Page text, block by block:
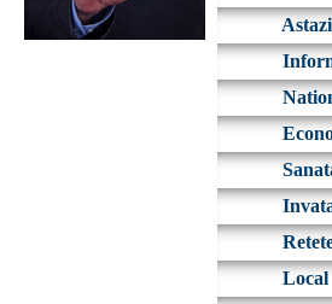
Local